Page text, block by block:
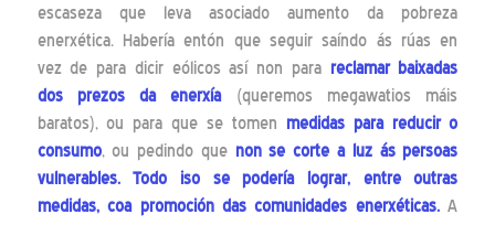
escaseza que leva asociado aumento da pobreza
enerxética. Habería entón que seguir saíndo ás rúas en
vez de para dicir eólicos así non para reclamar baixadas
dos prezos da enerxía (queremos megawatios máis
baratos), ou para que se tomen medidas para reducir o
consumo, ou pedindo que non se corte a luz ás persoas
vulnerables. Todo iso se podería lograr, entre outras
medidas, coa promoción das comunidades enerxéticas.A